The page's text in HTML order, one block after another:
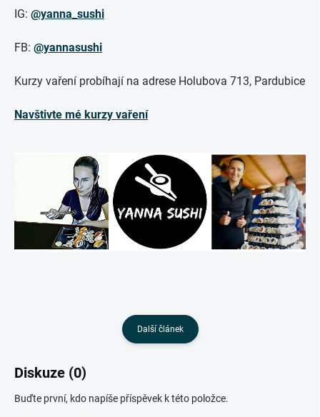
IG: @yanna_sushi
FB: @yannasushi
Kurzy vaření probíhají na adrese Holubova 713, Pardubice
Navštivte mé kurzy vaření
Další článek
Diskuze (0)
Buďte první, kdo napíše příspěvek k této položce.